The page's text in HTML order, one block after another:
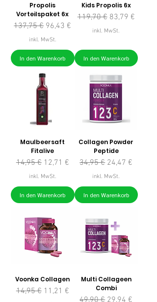
Propolis
Vorteilspaket 6x
Standardpreis
137,75 € Sale-Preis
96,43 €
inkl. MwSt.
In den Warenkorb
Kids Propolis 6x
Standardpreis
119,70 € Sale-Preis
83,79 €
inkl. MwSt.
In den Warenkorb
Maulbeersaft
Fitalive
Standardpreis
14,95 € Sale-Preis
12,71 €
inkl. MwSt.
In den Warenkorb
Collagen Powder
Peptide
Standardpreis
34,95 € Sale-Preis
24,47 €
inkl. MwSt.
In den Warenkorb
Voonka Collagen
Standardpreis
14,95 € Sale-Preis
11,21 €
Multi Collageen
Combi
Standardpreis
49,90 € Sale-Preis
29,94 €